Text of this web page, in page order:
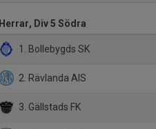
Herrar, Div 5 Södra
1. Bollebygds SK
2. Rävlanda AIS
3. Gällstads FK